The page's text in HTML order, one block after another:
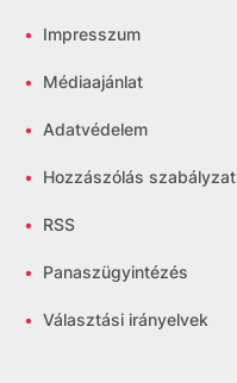
• Impresszum
• Médiaajánlat
• Adatvédelem
• Hozzászólás szabályzat
• RSS
• Panaszügyintézés
• Választási irányelvek